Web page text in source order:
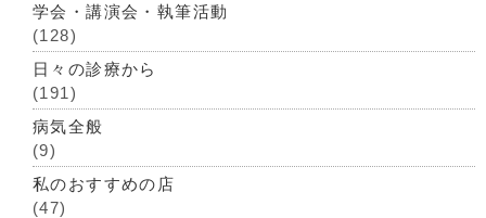
学会・講演会・執筆活動
(128)
日々の診療から
(191)
病気全般
(9)
私のおすすめの店
(47)